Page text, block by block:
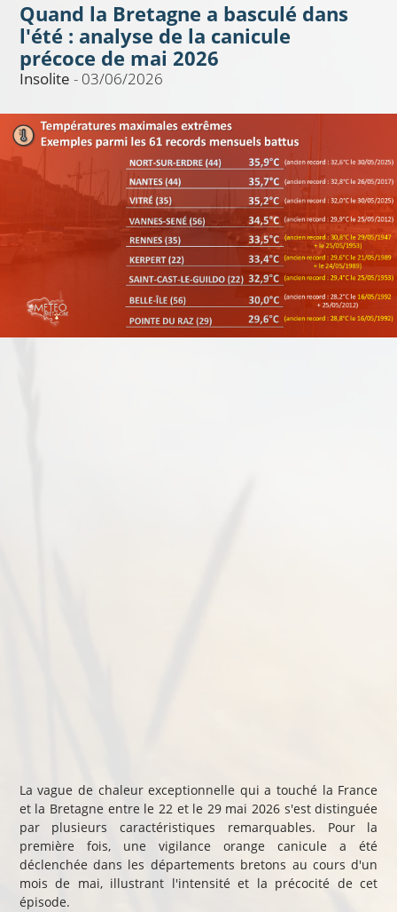
Quand la Bretagne a basculé dans
l'été : analyse de la canicule
précoce de mai 2026
Insolite - 03/06/2026
La vague de chaleur exceptionnelle qui a touché la France
et la Bretagne entre le 22 et le 29 mai 2026 s'est distinguée
par plusieurs caractéristiques remarquables. Pour la
première fois, une vigilance orange canicule a été
déclenchée dans les départements bretons au cours d'un
mois de mai, illustrant l'intensité et la précocité de cet
épisode.